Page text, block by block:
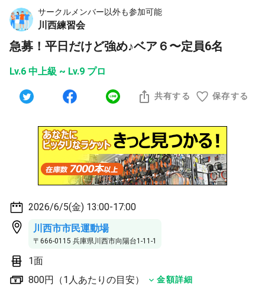
サークルメンバー以外も参加可能
川西練習会
急募！平日だけど強め♪ベア６〜定員6名
Lv.6 中上級 ~ Lv.9 プロ
共有する 保存する
2026/6/5(金) 13:00-17:00
川西市市民運動場
〒666-0115 兵庫県川西市向陽台1-11-1
1面
800円（1人あたりの目安）
金額詳細